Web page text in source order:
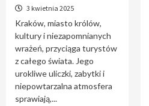
3 kwietnia 2025
Kraków, miasto królów,
kultury i niezapomnianych
wrażeń, przyciąga turystów
z całego świata. Jego
urokliwe uliczki, zabytki i
niepowtarzalna atmosfera
sprawiają,...